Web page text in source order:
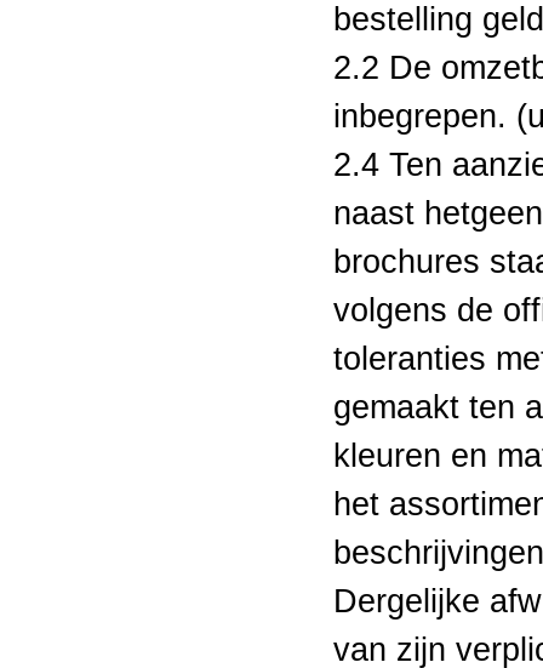
bestelling
2.2 De
inbegrepen.
2.4 Ten
naast
brochures
volgens de
toleranties
gemaakt ten
kleuren en
het
Dergelijke
van zijn